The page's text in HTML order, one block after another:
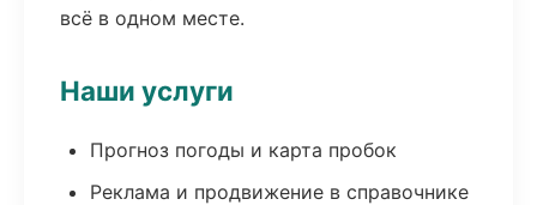
всё в одном месте.
Наши услуги
Прогноз погоды и карта пробок
Реклама и продвижение в справочнике